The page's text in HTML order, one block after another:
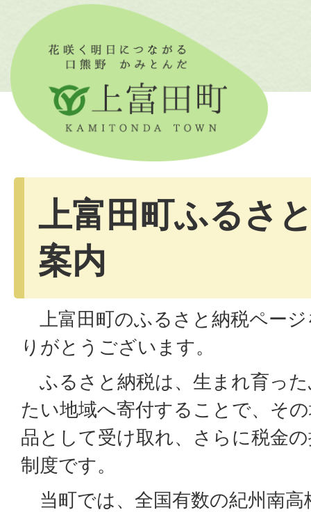
上富田町ふるさ
案内
上富田町のふるさと納税ペー
りがとうございます。
ふるさと納税は、生まれ育っ
たい地域へ寄付することで、そ
品として受け取れ、さらに税金
制度です。
当町では、全国有数の紀州南